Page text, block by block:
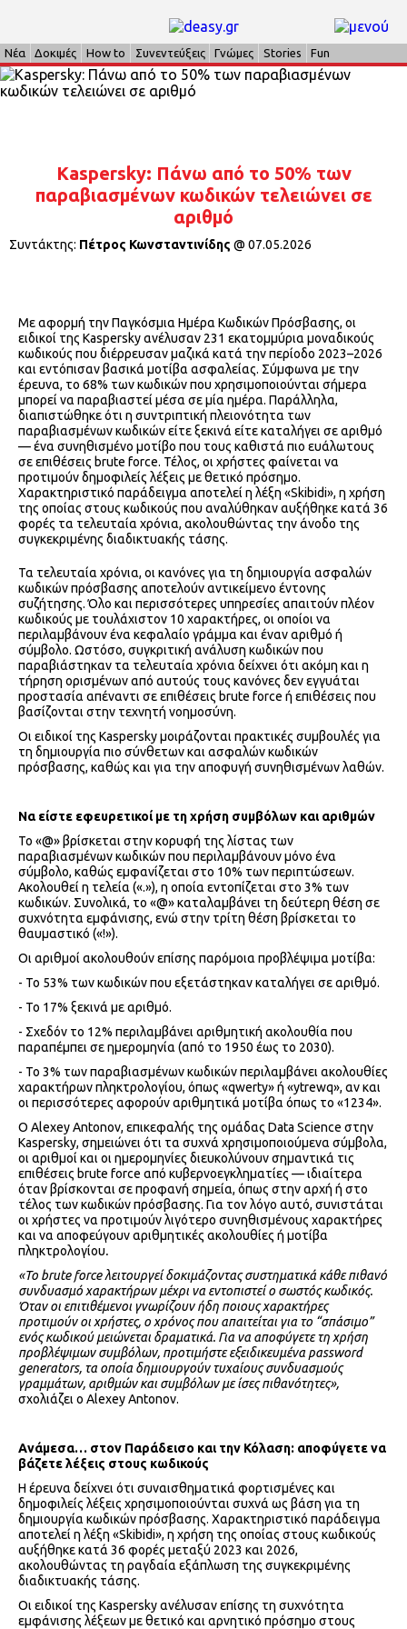
Νέα Δοκιμές How to Συνεντεύξεις Γνώμες Stories Fun
Kaspersky: Πάνω από το 50% των
παραβιασμένων κωδικών τελειώνει σε
αριθμό
Συντάκτης: Πέτρος Κωνσταντινίδης @ 07.05.2026
Με αφορμή την Παγκόσμια Ημέρα Κωδικών Πρόσβασης, οι
ειδικοί της Kaspersky ανέλυσαν 231 εκατομμύρια μοναδικούς
κωδικούς που διέρρευσαν μαζικά κατά την περίοδο 2023–2026
και εντόπισαν βασικά μοτίβα ασφαλείας. Σύμφωνα με την
έρευνα, το 68% των κωδικών που χρησιμοποιούνται σήμερα
μπορεί να παραβιαστεί μέσα σε μία ημέρα. Παράλληλα,
διαπιστώθηκε ότι η συντριπτική πλειονότητα των
παραβιασμένων κωδικών είτε ξεκινά είτε καταλήγει σε αριθμό
— ένα συνηθισμένο μοτίβο που τους καθιστά πιο ευάλωτους
σε επιθέσεις brute force. Τέλος, οι χρήστες φαίνεται να
προτιμούν δημοφιλείς λέξεις με θετικό πρόσημο.
Χαρακτηριστικό παράδειγμα αποτελεί η λέξη «Skibidi», η χρήση
της οποίας στους κωδικούς που αναλύθηκαν αυξήθηκε κατά 36
φορές τα τελευταία χρόνια, ακολουθώντας την άνοδο της
συγκεκριμένης διαδικτυακής τάσης.
Τα τελευταία χρόνια, οι κανόνες για τη δημιουργία ασφαλών
κωδικών πρόσβασης αποτελούν αντικείμενο έντονης
συζήτησης. Όλο και περισσότερες υπηρεσίες απαιτούν πλέον
κωδικούς με τουλάχιστον 10 χαρακτήρες, οι οποίοι να
περιλαμβάνουν ένα κεφαλαίο γράμμα και έναν αριθμό ή
σύμβολο. Ωστόσο, συγκριτική ανάλυση κωδικών που
παραβιάστηκαν τα τελευταία χρόνια δείχνει ότι ακόμη και η
τήρηση ορισμένων από αυτούς τους κανόνες δεν εγγυάται
προστασία απέναντι σε επιθέσεις brute force ή επιθέσεις που
βασίζονται στην τεχνητή νοημοσύνη.
Οι ειδικοί της Kaspersky μοιράζονται πρακτικές συμβουλές για
τη δημιουργία πιο σύνθετων και ασφαλών κωδικών
πρόσβασης, καθώς και για την αποφυγή συνηθισμένων λαθών.
Να είστε εφευρετικοί με τη χρήση συμβόλων και αριθμών
Το «@» βρίσκεται στην κορυφή της λίστας των
παραβιασμένων κωδικών που περιλαμβάνουν μόνο ένα
σύμβολο, καθώς εμφανίζεται στο 10% των περιπτώσεων.
Ακολουθεί η τελεία («.»), η οποία εντοπίζεται στο 3% των
κωδικών. Συνολικά, το «@» καταλαμβάνει τη δεύτερη θέση σε
συχνότητα εμφάνισης, ενώ στην τρίτη θέση βρίσκεται το
θαυμαστικό («!»).
Οι αριθμοί ακολουθούν επίσης παρόμοια προβλέψιμα μοτίβα:
- Το 53% των κωδικών που εξετάστηκαν καταλήγει σε αριθμό.
- Το 17% ξεκινά με αριθμό.
- Σχεδόν το 12% περιλαμβάνει αριθμητική ακολουθία που
παραπέμπει σε ημερομηνία (από το 1950 έως το 2030).
- Το 3% των παραβιασμένων κωδικών περιλαμβάνει ακολουθίες
χαρακτήρων πληκτρολογίου, όπως «qwerty» ή «ytrewq», αν και
οι περισσότερες αφορούν αριθμητικά μοτίβα όπως το «1234».
Ο Alexey Antonov, επικεφαλής της ομάδας Data Science στην
Kaspersky, σημειώνει ότι τα συχνά χρησιμοποιούμενα σύμβολα,
οι αριθμοί και οι ημερομηνίες διευκολύνουν σημαντικά τις
επιθέσεις brute force από κυβερνοεγκληματίες — ιδιαίτερα
όταν βρίσκονται σε προφανή σημεία, όπως στην αρχή ή στο
τέλος των κωδικών πρόσβασης. Για τον λόγο αυτό, συνιστάται
οι χρήστες να προτιμούν λιγότερο συνηθισμένους χαρακτήρες
και να αποφεύγουν αριθμητικές ακολουθίες ή μοτίβα
πληκτρολογίου.
«Το brute forceλειτουργεί δοκιμάζοντας συστηματικά κάθε πιθανό
συνδυασμό χαρακτήρων μέχρι να εντοπιστεί ο σωστός κωδικός.
Όταν οι επιτιθέμενοι γνωρίζουν ήδη ποιους χαρακτήρες
προτιμούν οι χρήστες, ο χρόνος που απαιτείται για το “σπάσιμο”
ενός κωδικού μειώνεται δραματικά. Για να αποφύγετε τη χρήση
προβλέψιμων συμβόλων, προτιμήστε εξειδικευμένα password
generators, τα οποία δημιουργούν τυχαίους συνδυασμούς
γραμμάτων, αριθμών και συμβόλων με ίσες πιθανότητες»,
σχολιάζει ο Alexey Antonov.
Ανάμεσα… στον Παράδεισο και την Κόλαση: αποφύγετε να
βάζετε λέξεις στους κωδικούς
Η έρευνα δείχνει ότι συναισθηματικά φορτισμένες και
δημοφιλείς λέξεις χρησιμοποιούνται συχνά ως βάση για τη
δημιουργία κωδικών πρόσβασης. Χαρακτηριστικό παράδειγμα
αποτελεί η λέξη «Skibidi», η χρήση της οποίας στους κωδικούς
αυξήθηκε κατά 36 φορές μεταξύ 2023 και 2026,
ακολουθώντας τη ραγδαία εξάπλωση της συγκεκριμένης
διαδικτυακής τάσης.
Οι ειδικοί της Kaspersky ανέλυσαν επίσης τη συχνότητα
εμφάνισης λέξεων με θετικό και αρνητικό πρόσημο στους